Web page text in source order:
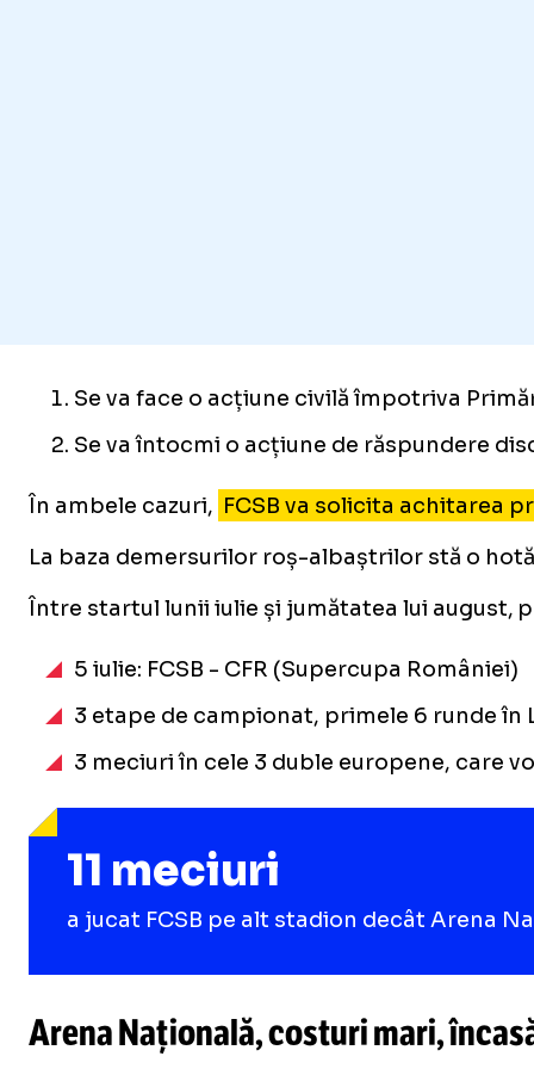
Se va face o acțiune civilă împotriva
Se va întocmi o acțiune de răspundere
În ambele cazuri, FCSB va solicita achitarea
La baza demersurilor roș-albaștrilor stă o
Între startul lunii iulie și jumătatea lui august,
5 iulie: FCSB - CFR (Supercupa României)
3 etape de campionat, primele 6 runde în
3 meciuri în cele 3 duble europene, care
11 meciuri
a jucat FCSB pe alt stadion decât Arena
Arena Națională, costuri mari,